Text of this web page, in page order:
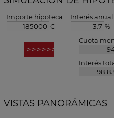
Importe hipoteca
€
Interés anual
%
Cuota
Interés
VISTAS PANORÁMICAS